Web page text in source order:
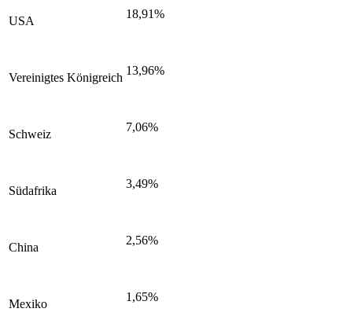
USA
18,91%
Vereinigtes Königreich
13,96%
Schweiz
7,06%
Südafrika
3,49%
China
2,56%
Mexiko
1,65%